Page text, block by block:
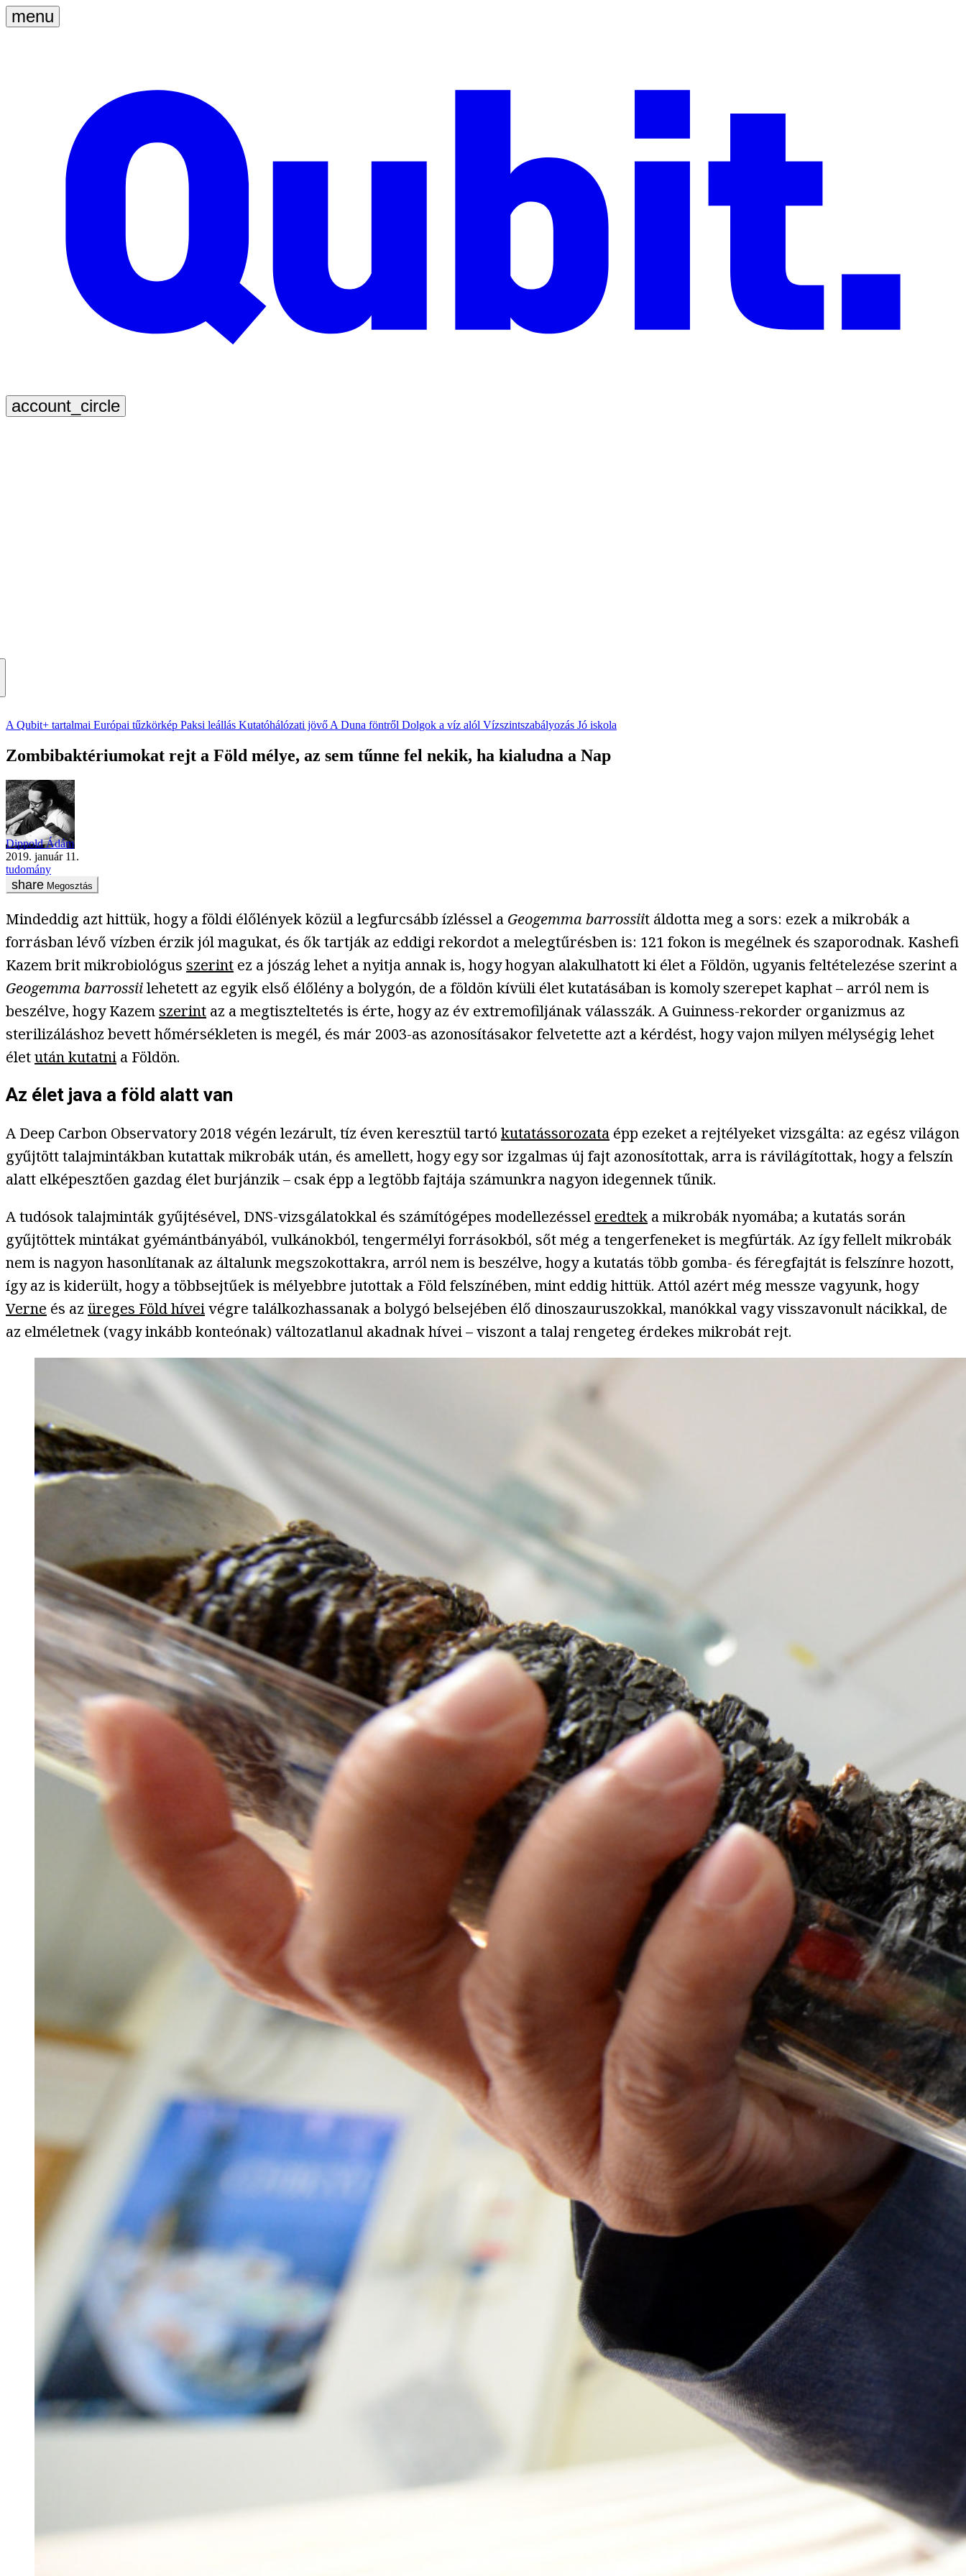
A Qubit+ tartalmai Európai tűzkörkép Paksi leállás Kutatóhálózati jövő A Duna föntről Dolgok a víz alól Vízszintszabályozás Jó iskola
Zombibaktériumokat rejt a Föld mélye, az sem tűnne fel nekik, ha kialudna a Nap
Dippold Ádám
2019. január 11.
tudomány
Megosztás
Mindeddig azt hittük, hogy a földi élőlények közül a legfurcsább ízléssel a Geogemma barrossiit áldotta meg a sors: ezek a mikrobák a
forrásban lévő vízben érzik jól magukat, és ők tartják az eddigi rekordot a melegtűrésben is: 121 fokon is megélnek és szaporodnak. Kashefi
Kazem brit mikrobiológus szerint ez a jószág lehet a nyitja annak is, hogy hogyan alakulhatott ki élet a Földön, ugyanis feltételezése szerint a
Geogemma barrossiilehetett az egyik első élőlény a bolygón, de a földön kívüli élet kutatásában is komoly szerepet kaphat – arról nem is
beszélve, hogy Kazemszerint az a megtiszteltetés is érte, hogy az év extremofiljának válasszák. A Guinness-rekorder organizmus az
sterilizáláshoz bevett hőmérsékleten is megél, és már 2003-as azonosításakor felvetette azt a kérdést, hogy vajon milyen mélységig lehet
életután kutatni a Földön.
Az élet java a föld alatt van
A Deep Carbon Observatory 2018 végén lezárult, tíz éven keresztül tartó kutatássorozata épp ezeket a rejtélyeket vizsgálta: az egész világon
gyűjtött talajmintákban kutattak mikrobák után, és amellett, hogy egy sor izgalmas új fajt azonosítottak, arra is rávilágítottak, hogy a felszín
alatt elképesztően gazdag élet burjánzik – csak épp a legtöbb fajtája számunkra nagyon idegennek tűnik.
A tudósok talajminták gyűjtésével, DNS-vizsgálatokkal és számítógépes modellezéssel eredtek a mikrobák nyomába; a kutatás során
gyűjtöttek mintákat gyémántbányából, vulkánokból, tengermélyi forrásokból, sőt még a tengerfeneket is megfúrták. Az így fellelt mikrobák
nem is nagyon hasonlítanak az általunk megszokottakra, arról nem is beszélve, hogy a kutatás több gomba- és féregfajtát is felszínre hozott,
így az is kiderült, hogy a többsejtűek is mélyebbre jutottak a Föld felszínében, mint eddig hittük. Attól azért még messze vagyunk, hogy
Verne és az üreges Föld híveivégre találkozhassanak a bolygó belsejében élő dinoszauruszokkal, manókkal vagy visszavonult nácikkal, de
az elméletnek (vagy inkább konteónak) változatlanul akadnak hívei – viszont a talaj rengeteg érdekes mikrobát rejt.